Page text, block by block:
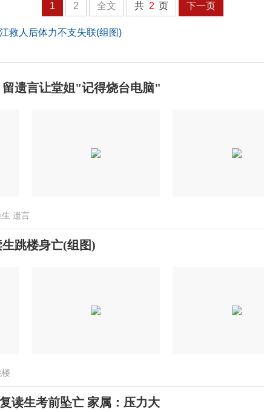
1 2 全文 共 2 页 下一页
救人后体力不支失联(组图)
遗言让堂姐"记得烧台电脑"
生 遗言
跳楼身亡(组图)
楼
读生考前坠亡 家属：压力大